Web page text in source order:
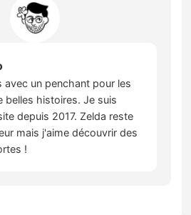
avec un penchant pour les
belles histoires. Je suis
depuis 2017. Zelda reste
mais j'aime découvrir des
!